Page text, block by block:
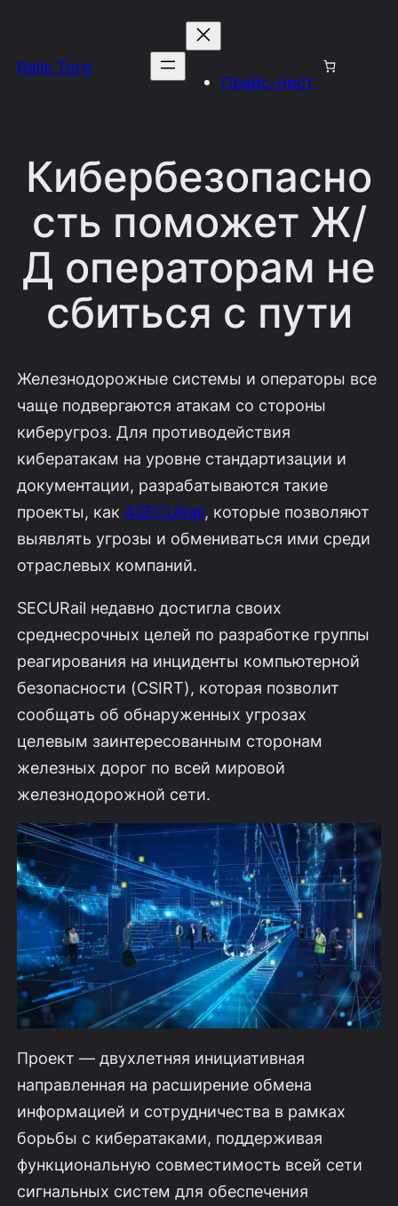
содержимому
Rails Torg
Прайс-лист
Кибербезопасно
сть поможет Ж/
Д операторам не
сбиться с пути
Железнодорожные системы и операторы все
чаще подвергаются атакам со стороны
киберугроз. Для противодействия
кибератакам на уровне стандартизации и
документации, разрабатываются такие
проекты, как 4SECURail, которые позволяют
выявлять угрозы и обмениваться ими среди
отраслевых компаний.
SECURail недавно достигла своих
среднесрочных целей по разработке группы
реагирования на инциденты компьютерной
безопасности (CSIRT), которая позволит
сообщать об обнаруженных угрозах
целевым заинтересованным сторонам
железных дорог по всей мировой
железнодорожной сети.
Проект — двухлетняя инициативная
направленная на расширение обмена
информацией и сотрудничества в рамках
борьбы с кибератаками, поддерживая
функциональную совместимость всей сети
сигнальных систем для обеспечения